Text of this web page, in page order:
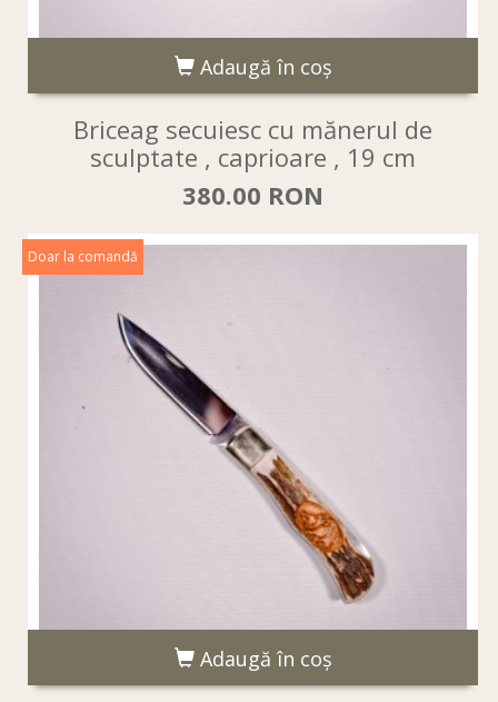
Adaugă în coş
Briceag secuiesc cu mănerul de
sculptate , caprioare , 19 cm
380.00 RON
Adaugă în coş
Doar la comandă